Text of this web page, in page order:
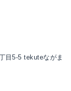
目5-5 tekuteながま